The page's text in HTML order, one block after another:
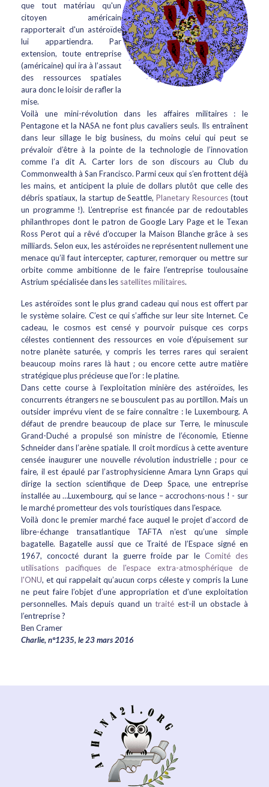
que tout matériau qu'un
citoyen américain
rapporterait d'un astéroïde
lui appartiendra. Par
extension, toute entreprise
(américaine) qui ira à l’assaut
des ressources spatiales
aura donc le loisir de rafler la
mise.
Voilà une mini-révolution dans les affaires militaires : le
Pentagone et la NASA ne font plus cavaliers seuls. Ils entraînent
dans leur sillage le big business, du moins celui qui peut se
prévaloir d’être à la pointe de la technologie de l’innovation
comme l’a dit A. Carter lors de son discours au Club du
Commonwealth à San Francisco. Parmi ceux qui s’en frottent déjà
les mains, et anticipent la pluie de dollars plutôt que celle des
débris spatiaux, la startup de Seattle,Planetary Resources (tout
un programme !). L’entreprise est financée par de redoutables
philanthropes dont le patron de Google Lary Page et le Texan
Ross Perot qui a rêvé d’occuper la Maison Blanche grâce à ses
milliards. Selon eux, les astéroïdes ne représentent nullement une
menace qu’il faut intercepter, capturer, remorquer ou mettre sur
orbite comme ambitionne de le faire l’entreprise toulousaine
Astrium spécialisée dans les satellites militaires.
Les astéroïdes sont le plus grand cadeau qui nous est offert par
le système solaire. C’est ce qui s’affiche sur leur site Internet. Ce
cadeau, le cosmos est censé y pourvoir puisque ces corps
célestes contiennent des ressources en voie d’épuisement sur
notre planète saturée, y compris les terres rares qui seraient
beaucoup moins rares là haut ; ou encore cette autre matière
stratégique plus précieuse que l’or : le platine.
Dans cette course à l’exploitation minière des astéroïdes, les
concurrents étrangers ne se bousculent pas au portillon. Mais un
outsider imprévu vient de se faire connaître : le Luxembourg. A
défaut de prendre beaucoup de place sur Terre, le minuscule
Grand-Duché a propulsé son ministre de l’économie, Etienne
Schneider dans l’arène spatiale. Il croit mordicus à cette aventure
censée inaugurer une nouvelle révolution industrielle ; pour ce
faire, il est épaulé par l’astrophysicienne Amara Lynn Graps qui
dirige la section scientifique de Deep Space, une entreprise
installée au …Luxembourg, qui se lance – accrochons-nous ! - sur
le marché prometteur des vols touristiques dans l'espace.
Voilà donc le premier marché face auquel le projet d’accord de
libre-échange transatlantique TAFTA n’est qu’une simple
bagatelle. Bagatelle aussi que ce Traité de l’Espace signé en
1967, concocté durant la guerre froide par le Comité des
utilisations pacifiques de l'espace extra-atmosphérique de
l'ONU, et qui rappelait qu’aucun corps céleste y compris la Lune
ne peut faire l’objet d’une appropriation et d’une exploitation
personnelles. Mais depuis quand untraité est-il un obstacle à
l’entreprise ?
Ben Cramer
Charlie, n°1235, le 23 mars 2016